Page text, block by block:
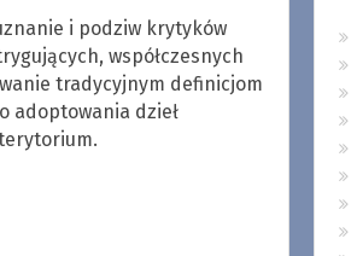
i podziw krytyków
współczesnych
tradycyjnym definicjom
adoptowania dzieł